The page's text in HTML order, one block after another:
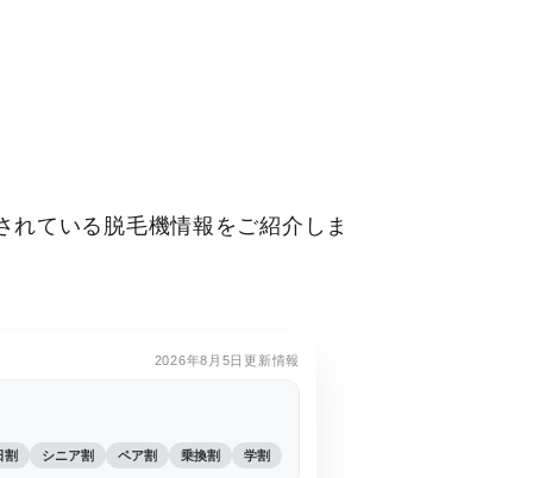
ている脱毛機情報をご紹介しま
2026年8月5日更新情報
割 シニア割 ペア割 乗換割 学割